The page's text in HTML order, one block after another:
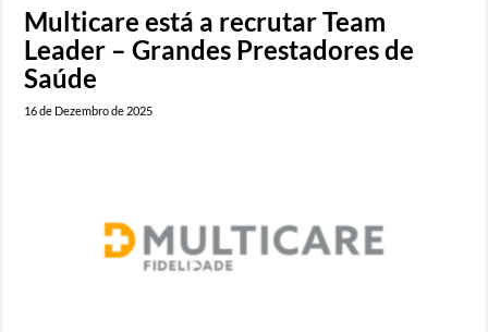
Multicare está a recrutar Team
Leader – Grandes Prestadores de
Saúde
16 de Dezembro de 2025